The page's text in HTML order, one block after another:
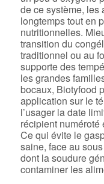
de ce système, les
longtemps tout en
nutritionnelles.
transition du
traditionnel ou au
supporte des
les grandes
bocaux, Biotyfood
application sur le
l’usager la date
récipient numéroté
Ce qui évite le
saine, face au
dont la soudure
contaminer les